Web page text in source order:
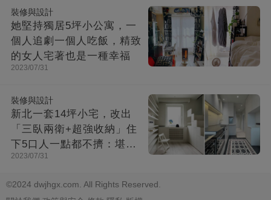
裝修與設計
她堅持獨居5坪小公寓，一
個人追劇一個人吃飯，精致
的女人宅著也是一種幸福
2023/07/31
裝修與設計
新北一套14坪小宅，改出
「三臥兩衛+超強收納」住
下5口人一點都不擠：堪稱
「裝修教科書」
2023/07/31
©2024 dwjhgx.com. All Rights Reserved.